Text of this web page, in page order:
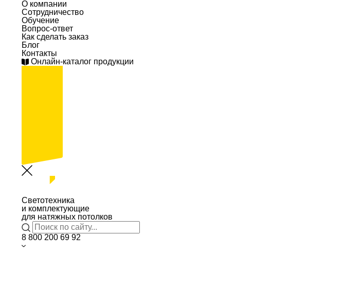
О компании
Сотрудничество
Обучение
Вопрос-ответ
Как сделать заказ
Блог
Контакты
Онлайн-каталог продукции
Светотехника
и комплектующие
для натяжных потолков
8 800 200 69 92